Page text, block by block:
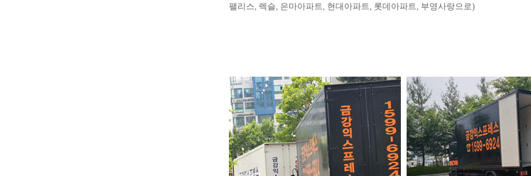
팰리스, 렉슬, 은마아파트, 현대아파트, 롯데아파트, 부영사랑으로)